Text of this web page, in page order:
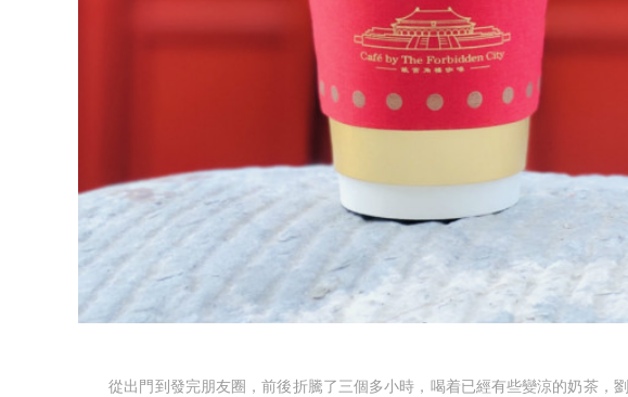
從出門到發完朋友圈，前後折騰了三個多小時，喝着已經有些變涼的奶茶，